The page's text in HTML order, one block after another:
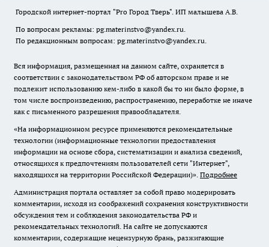
Городской интернет-портал "Pro Город Тверь". ИП малышева А.В.
По вопросам рекламы: pg.materinstvo@yandex.ru.
По редакционным вопросам: pg.materinstvo@yandex.ru.
Вся информация, размещенная на данном сайте, охраняется в
соответствии с законодательством РФ об авторском праве и не
подлежит использованию кем-либо в какой бы то ни было форме, в
том числе воспроизведению, распространению, переработке не иначе
как с письменного разрешения правообладателя.
«На информационном ресурсе применяются рекомендательные
технологии (информационные технологии предоставления
информации на основе сбора, систематизации и анализа сведений,
относящихся к предпочтениям пользователей сети "Интернет",
находящихся на территории Российской Федерации)». Подробнее
Администрация портала оставляет за собой право модерировать
комментарии, исходя из соображений сохранения конструктивности
обсуждения тем и соблюдения законодательства РФ и
рекомендательных технологий. На сайте не допускаются
комментарии, содержащие нецензурную брань, разжигающие